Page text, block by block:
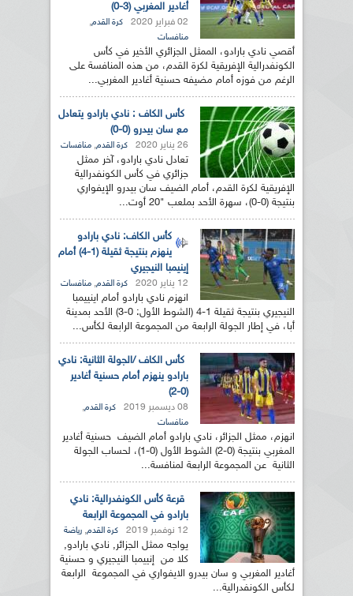
أغادير المغربي (3-0)
02 فبراير 2020 كرة القدم,
منافسات
أقصي نادي بارادو، الممثل الجزائري الأخير في كأس
الكونفدرالية الإفريقية لكرة القدم، من هذه المنافسة على
الرغم من فوزه أمام مضيفه حسنية أغادير المغربي...
كأس الكاف : نادي بارادو يتعادل
مع سان بيدرو (0-0)
26 يناير 2020 كرة القدم, منافسات
تعادل نادي بارادو، آخر ممثل
جزائري في كأس الكونفدرالية
الإفريقية لكرة القدم، أمام الضيف سان بيدرو الإيفواري
بنتيجة (0-0)، سهرة الأحد بملعب "20 أوت...
كأس الكاف: نادي بارادو
ينهزم بنتيجة ثقيلة (1-4) أمام
إينيمبا النيجيري
12 يناير 2020 كرة القدم, منافسات
انهزم نادي بارادو أمام اينييمبا
النيجيري بنتيجة ثقيلة 1-4 (الشوط الأول: 0-3) الأحد بمدينة
أبا، في إطار الجولة الرابعة من المجموعة الرابعة لكأس...
كأس الكاف /الجولة الثانية: نادي
بارادو ينهزم أمام حسنية أغادير
(0-2)
08 ديسمبر 2019 كرة القدم,
منافسات
انهزم، ممثل الجزائر، نادي بارادو أمام الضيف حسنية أغادير
المغربي بنتيجة (0-2) الشوط الأول (0-1)، لحساب الجولة
الثانية عن المجموعة الرابعة لمنافسة...
قرعة كأس الكونفدرالية: نادي
بارادو في المجموعة الرابعة
12 نوفمبر 2019 كرة القدم, رياضة
يواجه ممثل الجزائر, نادي بارادو,
كلا من إنييمبا النيجيري و حسنية
أغادير المغربي و سان بيدرو الايفواري في المجموعة الرابعة
لكأس الكونفدرالية...